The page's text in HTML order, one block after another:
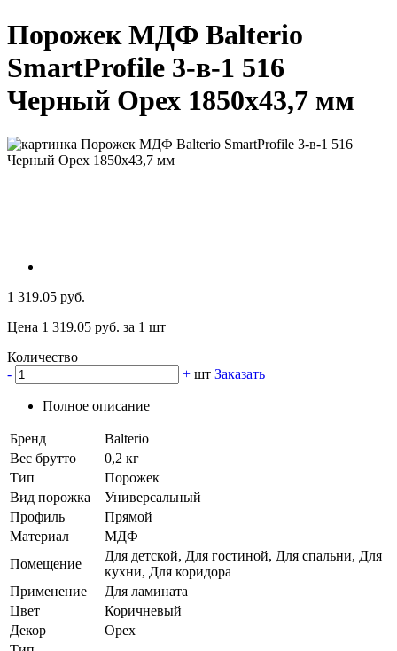
Порожек МДФ Balterio
SmartProfile 3-в-1 516
Черный Орех 1850x43,7 мм
1 319.05 руб.
Цена 1 319.05 руб. за 1 шт
Количество
-
+ шт Заказать
Полное описание
Бренд
Balterio
Вес брутто
0,2 кг
Тип
Порожек
Вид порожка
Универсальный
Профиль
Прямой
Материал
МДФ
Помещение
Для детской, Для гостиной, Для спальни, Для
кухни, Для коридора
Применение
Для ламината
Цвет
Коричневый
Декор
Орех